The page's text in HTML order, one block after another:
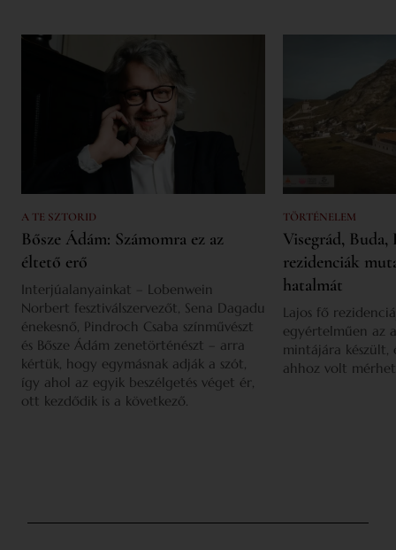
A TE SZTORID
Bősze Ádám: Számomra ez az
éltető erő
Interjúalanyainkat – Lobenwein
Norbert fesztiválszervezőt, Sena Dagadu
énekesnő, Pindroch Csaba színművészt
és Bősze Ádám zenetörténészt – arra
kértük, hogy egymásnak adják a szót,
így ahol az egyik beszélgetés véget ér,
ott kezdődik is a következő.
TÖRTÉNELEM
Visegrád,
rezidenciák
hatalmát
Lajos fő
egyértelműen az
mintájára készült,
ahhoz volt